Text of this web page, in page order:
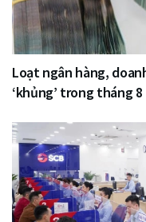
Loạt ngân hàng,
‘khủng’ trong tháng 8